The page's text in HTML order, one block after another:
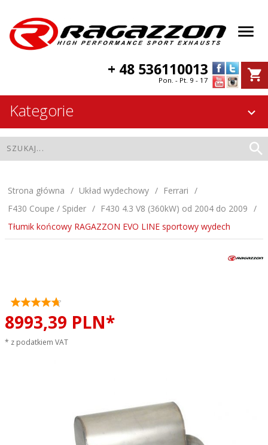
+ 48 536110013
Pon. - Pt. 9 - 17
Kategorie
Strona główna Układ wydechowy
Ferrari
F430 Coupe / Spider
F430 4.3 V8 (360kW) od 2004 do 2009
Tłumik końcowy RAGAZZON EVO LINE sportowy wydech
8993,39 PLN*
* z podatkiem VAT